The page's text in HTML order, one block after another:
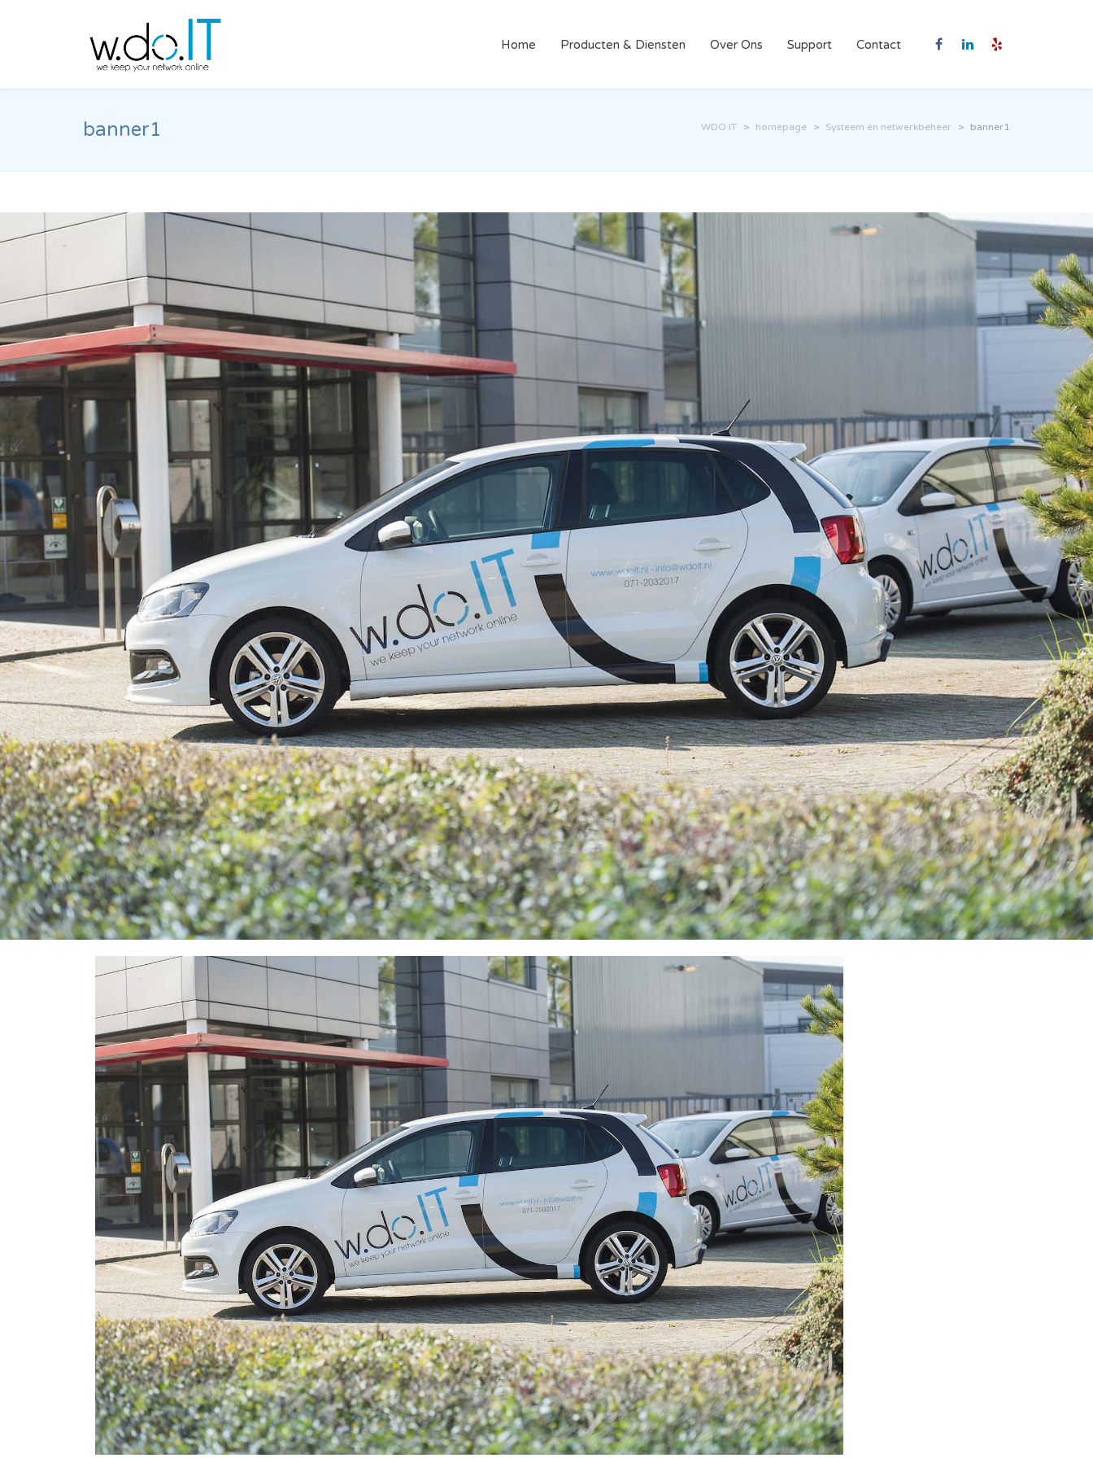
Home Producten & Diensten Over Ons Support Contact
banner1 WDO IT > homepage > Systeem en netwerkbeheer > banner1